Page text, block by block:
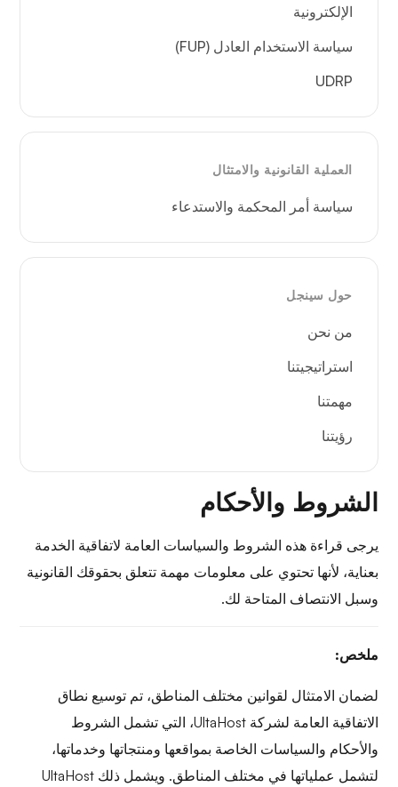
الإلكترونية
سياسة الاستخدام العادل (FUP)
UDRP
العملية القانونية والامتثال
سياسة أمر المحكمة والاستدعاء
حول سينجل
من نحن
استراتيجيتنا
مهمتنا
رؤيتنا
الشروط والأحكام
يرجى قراءة هذه الشروط والسياسات العامة لاتفاقية الخدمة
بعناية، لأنها تحتوي على معلومات مهمة تتعلق بحقوقك القانونية
وسبل الانتصاف المتاحة لك.
ملخص:
لضمان الامتثال لقوانين مختلف المناطق، تم توسيع نطاق
الاتفاقية العامة لشركة UltaHost، التي تشمل الشروط
والأحكام والسياسات الخاصة بمواقعها ومنتجاتها وخدماتها،
لتشمل عملياتها في مختلف المناطق. ويشمل ذلك UltaHost